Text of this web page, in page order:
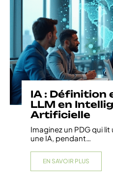
IA : Définition
LLM en
Artificielle
Imaginez un PDG qui
une IA, pendant
EN SAVOIR PLUS